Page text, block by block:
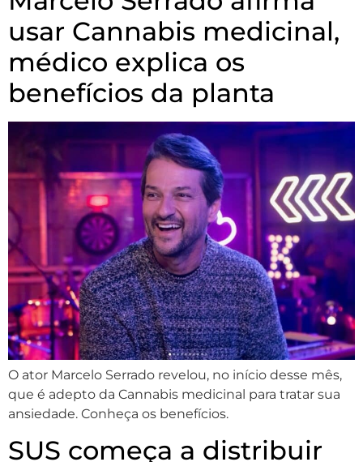
usar Cannabis medicinal,
médico explica os
benefícios da planta
O ator Marcelo Serrado revelou, no início desse mês,
que é adepto da Cannabis medicinal para tratar sua
ansiedade. Conheça os benefícios.
SUS começa a distribuir